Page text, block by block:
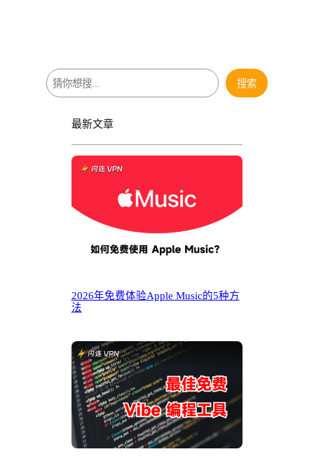
搜
索
搜索
最新文章
2026年免费体验Apple Music的5种方
法